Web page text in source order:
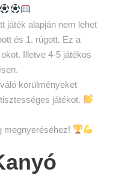
játék alapján nem lehet
és 1. rúgott. Ez a
Illetve 4-5 játékos
körülményeket
játékot.
megnyeréséhez!